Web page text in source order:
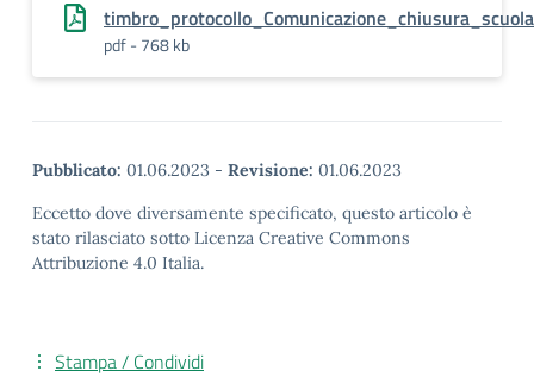
pdf - 768 kb
Pubblicato: 01.06.2023 - Revisione: 01.06.2023
Eccetto dove diversamente specificato, questo articolo è
stato rilasciato sotto Licenza Creative Commons
Attribuzione 4.0 Italia.
Stampa / Condividi